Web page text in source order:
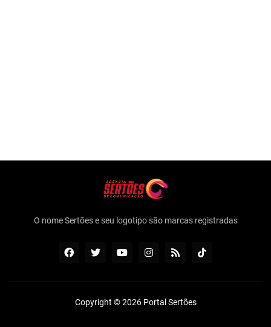
O nome Sertões e seu logotipo são marcas registradas
Copyright ©2026 Portal Sertões